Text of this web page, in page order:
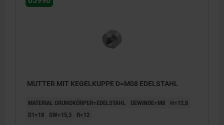
MUTTER MIT KEGELKUPPE D=M08 EDELSTAHL
MATERIAL GRUNDKÖRPER=EDELSTAHL GEWINDE=M8
H=12,8
D1=18
SW=15,3 R=12